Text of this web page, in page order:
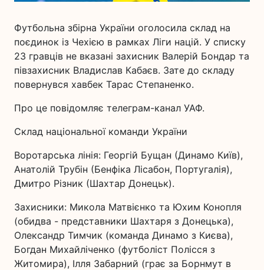
Футбольна збірна України оголосила склад на
поєдинок із Чехією в рамках Ліги націй. У списку
23 гравців не вказані захисник Валерій Бондар та
півзахисник Владислав Кабаєв. Зате до складу
повернувся хавбек Тарас Степаненко.
Про це повідомляє телеграм-канал УАФ.
Склад національної команди України
Воротарська лінія: Георгій Бущан (Динамо Київ),
Анатолій Трубін (Бенфіка Лісабон, Португалія),
Дмитро Різник (Шахтар Донецьк).
Захисники: Микола Матвієнко та Юхим Конопля
(обидва - представники Шахтаря з Донецька),
Олександр Тимчик (команда Динамо з Києва),
Богдан Михайліченко (футболіст Полісся з
Житомира), Ілля Забарний (грає за Борнмут в